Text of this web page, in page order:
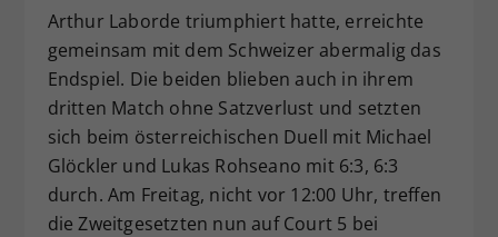
Arthur Laborde triumphiert hatte, erreichte
gemeinsam mit dem Schweizer abermalig das
Endspiel. Die beiden blieben auch in ihrem
dritten Match ohne Satzverlust und setzten
sich beim österreichischen Duell mit Michael
Glöckler und Lukas Rohseano mit 6:3, 6:3
durch. Am Freitag, nicht vor 12:00 Uhr, treffen
die Zweitgesetzten nun auf Court 5 bei